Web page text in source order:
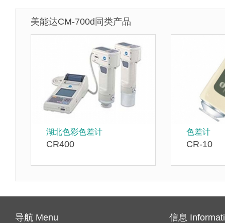
美能达CM-700d同类产品
湖北色彩色差计
CR400
色差计
CR-10
导航 Menu 信息